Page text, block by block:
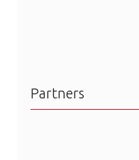
Partners